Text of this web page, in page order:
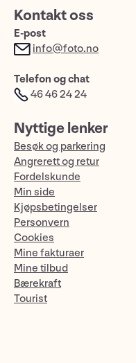
Kontakt oss
E-post
info@foto.no
Telefon og chat
46 46 24 24
Nyttige lenker
Besøk og parkering
Angrerett og retur
Fordelskunde
Min side
Kjøpsbetingelser
Personvern
Cookies
Mine fakturaer
Mine tilbud
Bærekraft
Tourist